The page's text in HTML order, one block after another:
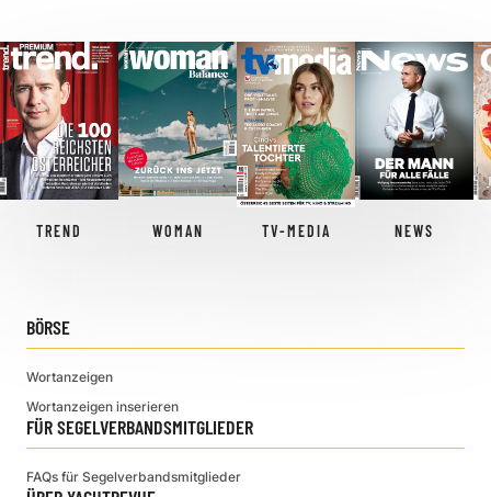
TREND WOMAN TV-MEDIA NEWS
BÖRSE
Wortanzeigen
Wortanzeigen inserieren
FÜR SEGELVERBANDSMITGLIEDER
FAQs für Segelverbandsmitglieder